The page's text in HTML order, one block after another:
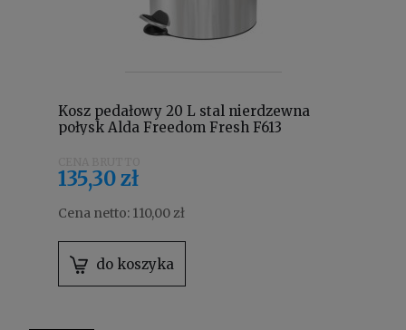
Kosz pedałowy 20 L stal nierdzewna
połysk Alda Freedom Fresh F613
135,30 zł
Cena netto: 110,00 zł
do koszyka